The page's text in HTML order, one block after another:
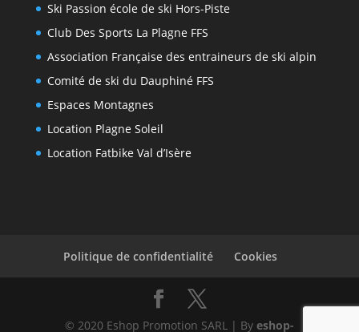
Ski Passion école de ski Hors-Piste
Club Des Sports La Plagne FFS
Association Française des entraineurs de ski alpin
Comité de ski du Dauphiné FFS
Espaces Montagnes
Location Plagne Soleil
Location Fatbike Val d’Isère
Politique de confidentialité Cookies
© 2020 Eshop Promotion SARL | By eshop-